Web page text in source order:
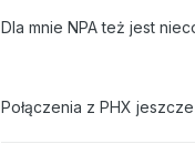
Dla mnie NPA też jest
Połączenia z PHX